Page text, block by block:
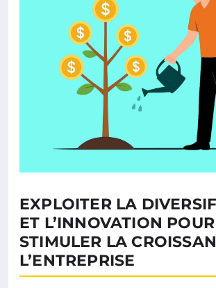
EXPLOITER LA
ET L’INNOVATION POUR
STIMULER LA
L’ENTREPRISE